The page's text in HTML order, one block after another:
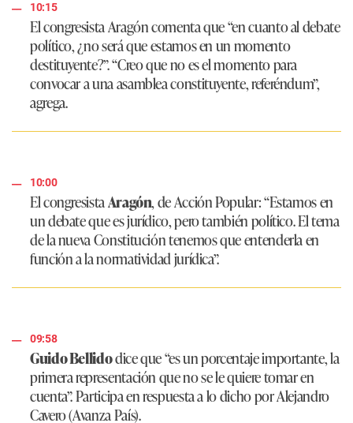
10:15
El congresista Aragón comenta que“en cuanto al debate
político, ¿no será que estamos en un momento
destituyente?”.“Creo que no es el momento para
convocar a una asamblea constituyente, referéndum”,
agrega.
10:00
El congresistaAragón, de Acción Popular:“Estamos en
un debate que es jurídico, pero también político. El tema
de la nueva Constitución tenemos que entenderla en
función a la normatividad jurídica”.
09:58
Guido Bellidodice que“es un porcentaje importante, la
primera representación que no se le quiere tomar en
cuenta”. Participa en respuesta a lo dicho por Alejandro
Cavero (Avanza País).